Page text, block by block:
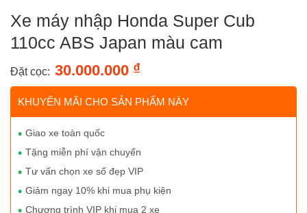
Xe máy nhập Honda Super Cub
110cc ABS Japan màu cam
Đặt cọc: 30.000.000 ₫
KHUYẾN MÃI CHO SẢN PHẨM NÀY
Giao xe toàn quốc
Tặng miễn phí vận chuyển
Tư vấn chọn xe số đẹp VIP
Giảm ngay 10% khi mua phụ kiện
Chương trình VIP khi mua 2 xe